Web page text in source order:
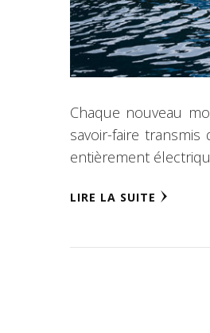
Chaque nouveau
savoir-faire
entièrement
LIRE LA SUITE